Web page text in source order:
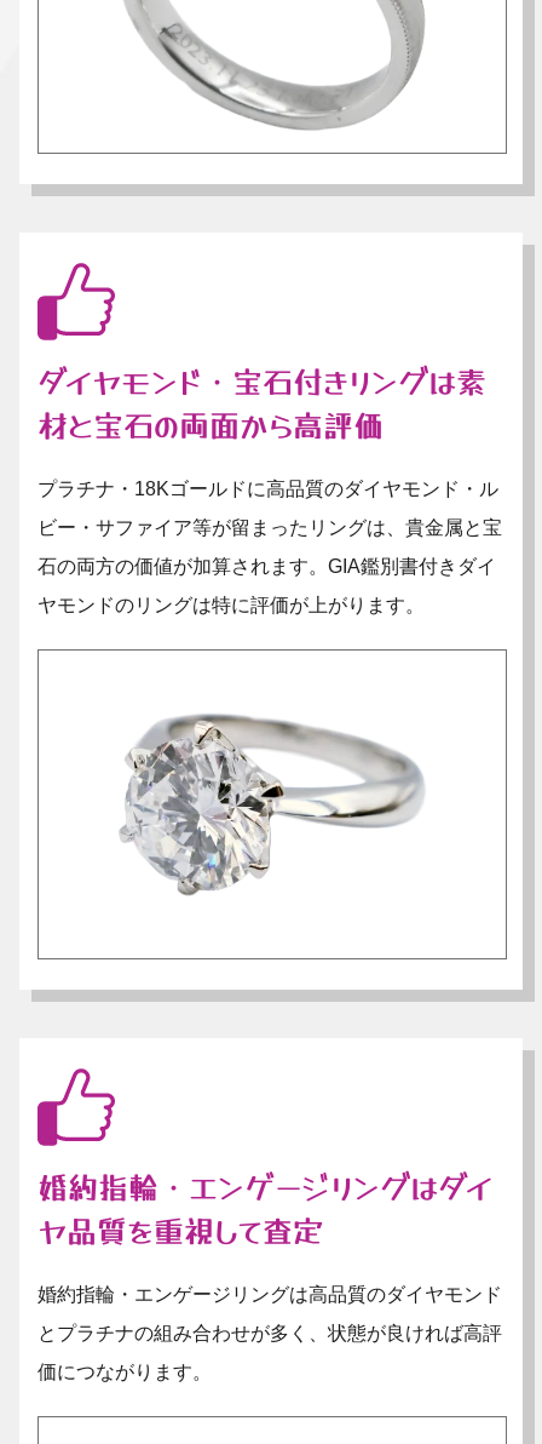
ダイヤモンド・宝石付きリングは素
材と宝石の両面から高評価
プラチナ・18Kゴールドに高品質のダイヤモンド・ル
ビー・サファイア等が留まったリングは、貴金属と宝
石の両方の価値が加算されます。GIA鑑別書付きダイ
ヤモンドのリングは特に評価が上がります。
婚約指輪・エンゲージリングはダイ
ヤ品質を重視して査定
婚約指輪・エンゲージリングは高品質のダイヤモンド
とプラチナの組み合わせが多く、状態が良ければ高評
価につながります。